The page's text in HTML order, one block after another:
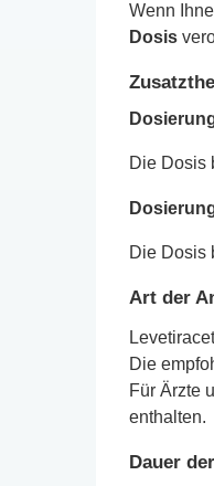
Wenn
Dosis
Die Dosis
Die Dosis
Art der
Die
Für Ärzte
enthalten.
Dauer